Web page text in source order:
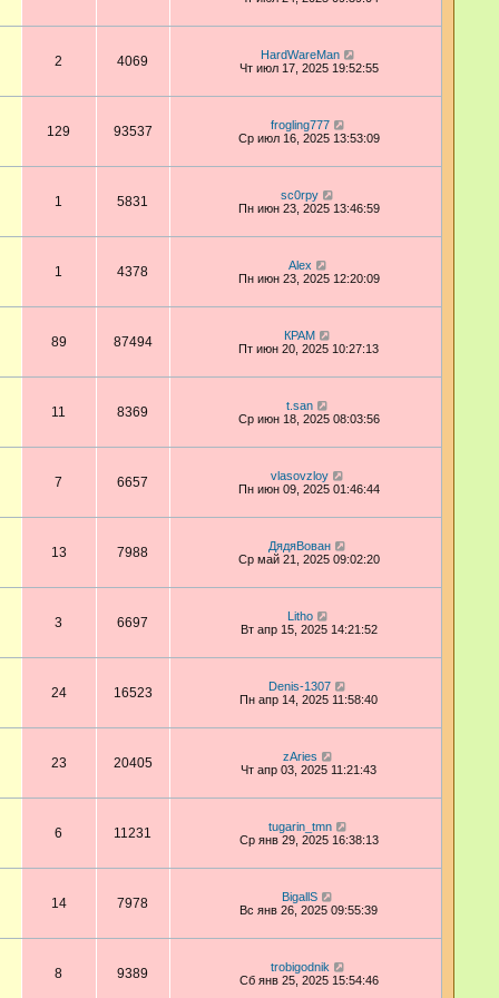
2 4069
HardWareMan
Чт июл 17, 2025 19:52:55
129 93537
frogling777
Ср июл 16, 2025 13:53:09
1 5831
sc0rpy
Пн июн 23, 2025 13:46:59
1 4378
Аlex
Пн июн 23, 2025 12:20:09
89 87494
КРАМ
Пт июн 20, 2025 10:27:13
11 8369
t.san
Ср июн 18, 2025 08:03:56
7 6657
vlasovzloy
Пн июн 09, 2025 01:46:44
13 7988
ДядяВован
Ср май 21, 2025 09:02:20
3 6697
Litho
Вт апр 15, 2025 14:21:52
24 16523
Denis-1307
Пн апр 14, 2025 11:58:40
23 20405
zAries
Чт апр 03, 2025 11:21:43
6 11231
tugarin_tmn
Ср янв 29, 2025 16:38:13
14 7978
BigallS
Вс янв 26, 2025 09:55:39
8 9389
trobigodnik
Сб янв 25, 2025 15:54:46